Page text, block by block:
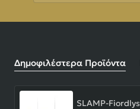
Δημοφιλέστερα Προϊόντα